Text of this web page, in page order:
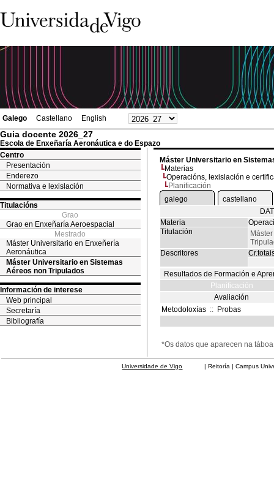
Galego Castellano English
Guia docente 2026_27
Escola de Enxeñaría Aeronáutica e do Espazo
Centro
Presentación
Enderezo
Normativa e lexislación
Titulacións
Grao
Grao en Enxeñaría Aeroespacial
Mestrado
Máster Universitario en Enxeñería
Aeronáutica
Máster Universitario en Sistemas
Aéreos non Tripulados
Información de interese
Web principal
Secretaría
Bibliografía
Máster Universitario en
Materias
Operacións, lexislación e
Planificación
galego
castellano
Materia
Titulación
Descritores
Resultados de Formación e
Planificación
Avaliación
Metodoloxías :: Probas
*Os datos que aparecen na
Universidade de Vigo | Reitoría | Campus